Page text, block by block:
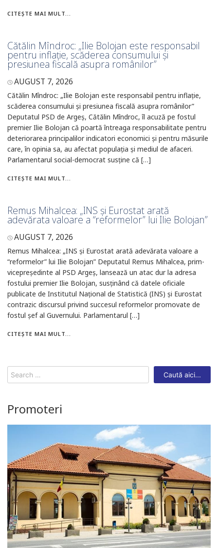
CITEȘTE MAI MULT...
Cătălin Mîndroc: „Ilie Bolojan este responsabil
pentru inflație, scăderea consumului și
presiunea fiscală asupra românilor”
AUGUST 7, 2026
Cătălin Mîndroc: „Ilie Bolojan este responsabil pentru inflație,
scăderea consumului și presiunea fiscală asupra românilor”
Deputatul PSD de Argeș, Cătălin Mîndroc, îl acuză pe fostul
premier Ilie Bolojan că poartă întreaga responsabilitate pentru
deteriorarea principalilor indicatori economici și pentru măsurile
care, în opinia sa, au afectat populația și mediul de afaceri.
Parlamentarul social-democrat susține că […]
CITEȘTE MAI MULT...
Remus Mihalcea: „INS și Eurostat arată
adevărata valoare a “reformelor” lui Ilie Bolojan”
AUGUST 7, 2026
Remus Mihalcea: „INS și Eurostat arată adevărata valoare a
“reformelor” lui Ilie Bolojan” Deputatul Remus Mihalcea, prim-
vicepreședinte al PSD Argeș, lansează un atac dur la adresa
fostului premier Ilie Bolojan, susținând că datele oficiale
publicate de Institutul Național de Statistică (INS) și Eurostat
contrazic discursul privind succesul reformelor promovate de
fostul șef al Guvernului. Parlamentarul […]
CITEȘTE MAI MULT...
Search
for:
Promoteri